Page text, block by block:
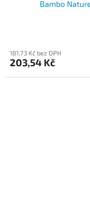
Bambo
181,73 Kč bez DPH
203,54 Kč